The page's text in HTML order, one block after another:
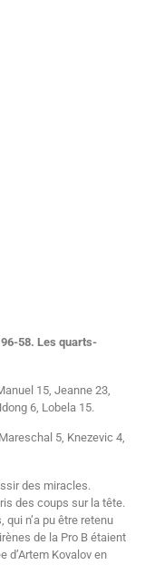
58. Les quarts-
15, Jeanne 23,
6, Lobela 15.
5, Knezevic 4,
des miracles.
des coups sur la tête.
n’a pu être retenu
de la Pro B étaient
d’Artem Kovalov en